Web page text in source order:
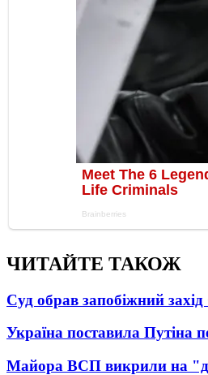
ЧИТАЙТЕ ТАКОЖ
Суд обрав запобіжний
Україна поставила Путіна
Майора ВСП викрили на